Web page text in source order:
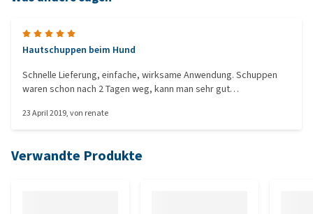
Hautschuppen beim Hund
Schnelle Lieferung, einfache, wirksame Anwendung. Schuppen
waren schon nach 2 Tagen weg, kann man sehr gut
23 April 2019, von renate
Verwandte Produkte